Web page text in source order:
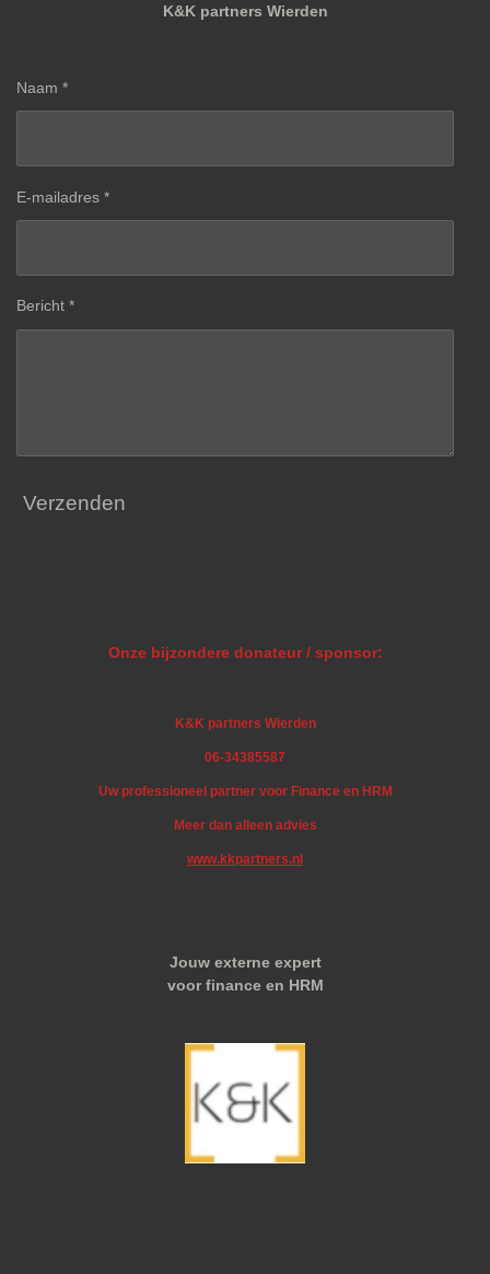
K&K partners Wierden
Naam *
E-mailadres *
Bericht *
Verzenden
Onze bijzondere donateur / sponsor:
K&K partners Wierden
06-34385587
Uw professioneel partner voor Finance en HRM
Meer dan alleen advies
www.kkpartners.nl
Jouw externe expert
voor finance en HRM